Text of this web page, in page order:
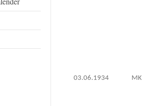
03.06.1934 MK